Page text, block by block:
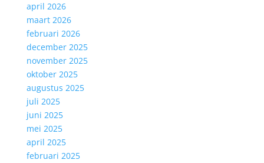
april 2026
maart 2026
februari 2026
december 2025
november 2025
oktober 2025
augustus 2025
juli 2025
juni 2025
mei 2025
april 2025
februari 2025